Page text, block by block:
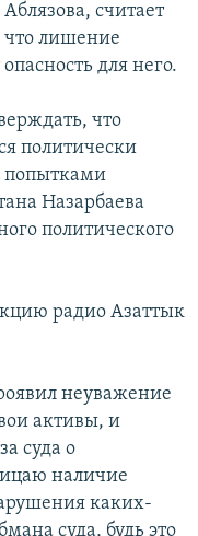
считает
лишение
для него.
что
политически
попытками
Назарбаева
политического
радио Азаттык
неуважение
активы, и
суда о
наличие
каких-
суда, будь это